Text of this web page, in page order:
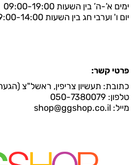
ימים א’-ה’ בין השעות 09:00-19:00
יום ו' וערבי חג בין השעות 09:00-14:00
פרטי קשר:
כתובת: תעשיון צריפין, ראשל"צ
טלפון: 050-7380079
מייל: shop@ggshop.co.il